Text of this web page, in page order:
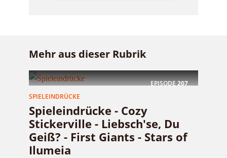
Mehr aus dieser Rubrik
EPISODE207
SPIELEINDRÜCKE
Spieleindrücke - Cozy
Stickerville - Liebsch'se, Du
Geiß? - First Giants - Stars of
Ilumeia